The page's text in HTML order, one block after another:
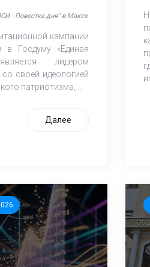
- Повестка дня" в Максе
кампании
в Госдуму «Единая
лидером
своей идеологией
патриотизма, ...
Далее